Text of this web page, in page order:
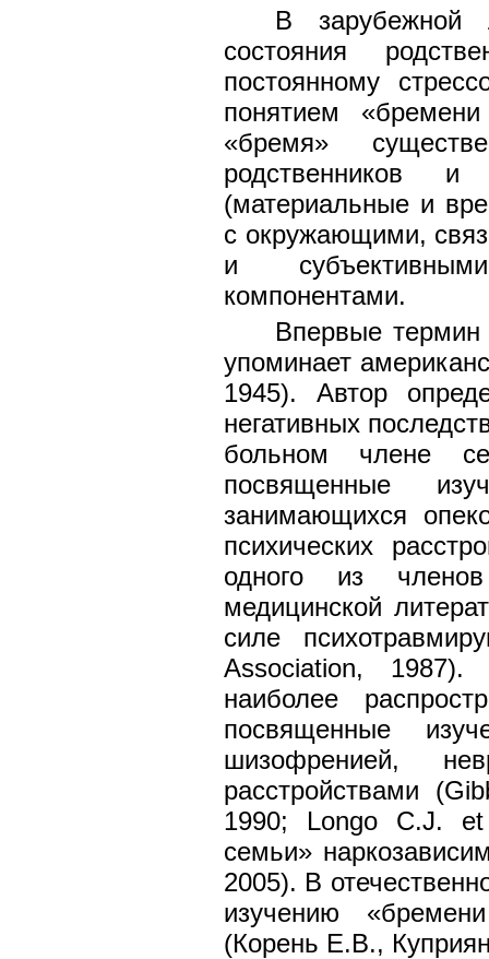
В зарубежной
состояния
постоянному
понятием
«бремя»
родственников
(материальные и
с окружающими,
и
компонентами.
Впервые
упоминает
1945). Автор
негативных
больном члене
посвященные
занимающихся
психических
одного из
медицинской
силе
Association,
наиболее
посвященные
шизофренией,
расстройствами
1990; Longo С.J. et
семьи»
2005). В
изучению
(Корень Е.В.,